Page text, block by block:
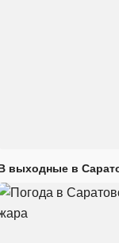
выходные в